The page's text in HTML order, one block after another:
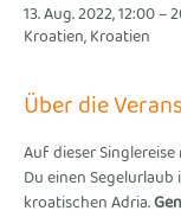
13. Aug. 2022, 12:00 –
Kroatien, Kroatien
Über die
Auf dieser
Du einen
kroatischen Adria.